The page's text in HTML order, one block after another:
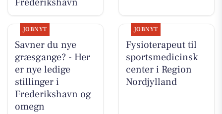
JOBNYT
Savner du nye
græsgange? - Her
er nye ledige
stillinger i
Frederikshavn og
omegn
JOBNYT
Fysioterapeut til
sportsmedicinsk
center i Region
Nordjylland